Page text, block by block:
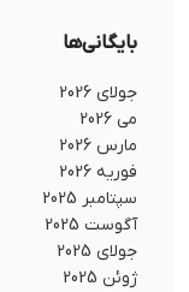
بایگانی‌ها
جولای 2026
می 2026
مارس 2026
فوریه 2026
سپتامبر 2025
آگوست 2025
جولای 2025
ژوئن 2025